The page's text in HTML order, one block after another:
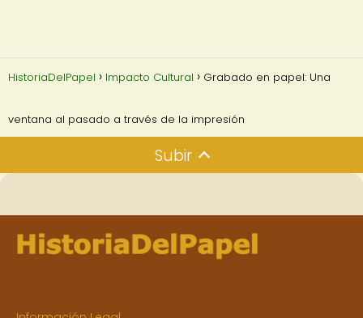
HistoriaDelPapel Impacto Cultural Grabado en papel: Una
ventana al pasado a través de la impresión
Subir